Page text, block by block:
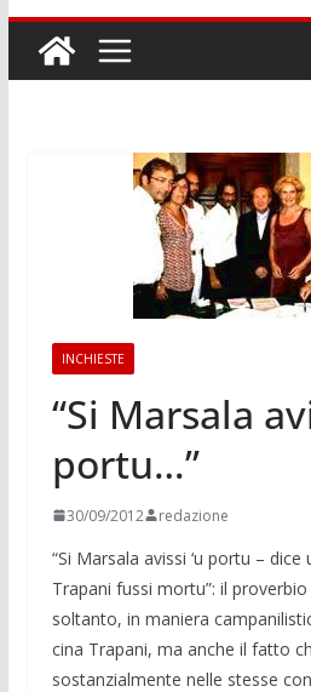
INCHIESTE
“Si Marsala
portu…”
30/09/2012 redazione
“Si Marsala avissi ‘u portu –
Trapani fussi mortu”: il
soltanto, in ma­niera
cina Trapani, ma anche il fatto
sostan­zialmente nelle stes­se